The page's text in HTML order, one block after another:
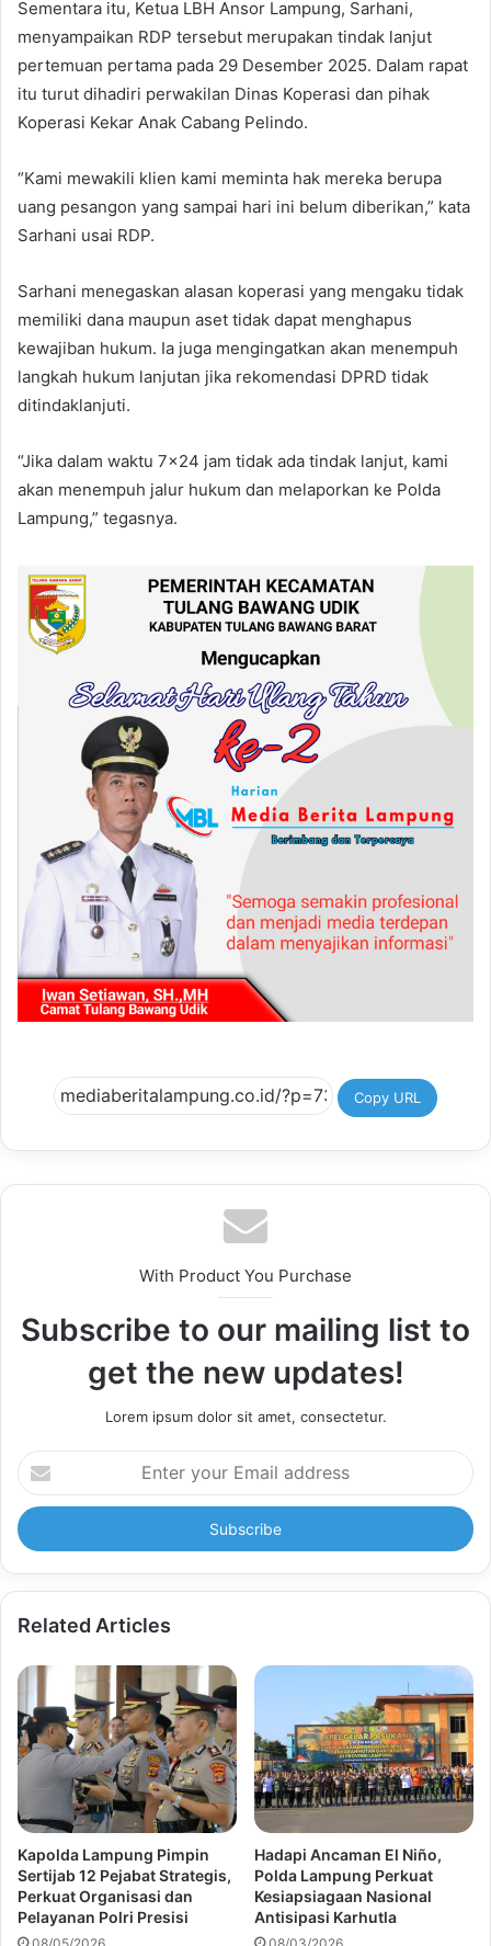
Sementara itu, Ketua LBH Ansor Lampung, Sarhani,
menyampaikan RDP tersebut merupakan tindak lanjut
pertemuan pertama pada 29 Desember 2025. Dalam rapat
itu turut dihadiri perwakilan Dinas Koperasi dan pihak
Koperasi Kekar Anak Cabang Pelindo.
“Kami mewakili klien kami meminta hak mereka berupa
uang pesangon yang sampai hari ini belum diberikan,” kata
Sarhani usai RDP.
Sarhani menegaskan alasan koperasi yang mengaku tidak
memiliki dana maupun aset tidak dapat menghapus
kewajiban hukum. Ia juga mengingatkan akan menempuh
langkah hukum lanjutan jika rekomendasi DPRD tidak
ditindaklanjuti.
“Jika dalam waktu 7×24 jam tidak ada tindak lanjut, kami
akan menempuh jalur hukum dan melaporkan ke Polda
Lampung,” tegasnya.
Copy URL
With Product You Purchase
Subscribe to our mailing list to
get the new updates!
Lorem ipsum dolor sit amet, consectetur.
Enter
your
Email
address
Related Articles
Kapolda Lampung Pimpin
Sertijab 12 Pejabat Strategis,
Perkuat Organisasi dan
Pelayanan Polri Presisi
Hadapi Ancaman El Niño,
Polda Lampung Perkuat
Kesiapsiagaan Nasional
Antisipasi Karhutla